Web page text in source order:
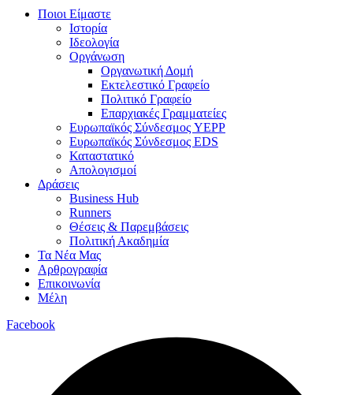
Ποιοι Είμαστε
Ιστορία
Ιδεολογία
Οργάνωση
Οργανωτική Δομή
Εκτελεστικό Γραφείο
Πολιτικό Γραφείο
Επαρχιακές Γραμματείες
Ευρωπαϊκός Σύνδεσμος YEPP
Ευρωπαϊκός Σύνδεσμος EDS
Καταστατικό
Απολογισμοί
Δράσεις
Business Hub
Runners
Θέσεις & Παρεμβάσεις
Πολιτική Ακαδημία
Τα Νέα Μας
Αρθρογραφία
Επικοινωνία
Μέλη
Facebook